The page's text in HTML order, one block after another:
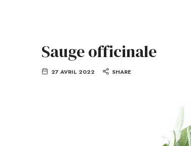
Sauge officinale
27 AVRIL 2022 SHARE